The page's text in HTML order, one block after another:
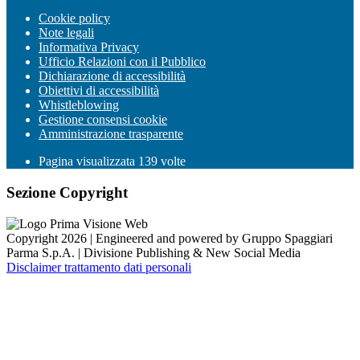
Cookie policy
Note legali
Informativa Privacy
Ufficio Relazioni con il Pubblico
Dichiarazione di accessibilità
Obiettivi di accessibilità
Whistleblowing
Gestione consensi cookie
Amministrazione trasparente
Pagina visualizzata 139 volte
Sezione Copyright
Copyright 2026 | Engineered and powered by Gruppo Spaggiari
Parma S.p.A. | Divisione Publishing & New Social Media
Disclaimer trattamento dati personali